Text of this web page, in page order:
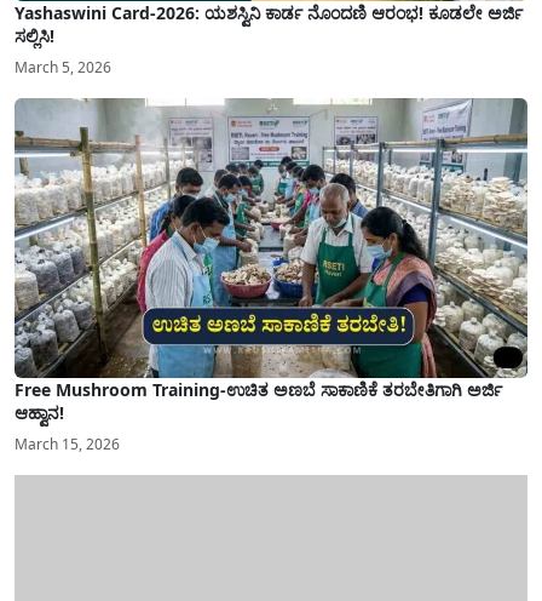
Yashaswini Card-2026: ಯಶಸ್ವಿನಿ ಕಾರ್ಡ ನೊಂದಣಿ ಆರಂಭ! ಕೂಡಲೇ ಅರ್ಜಿ
ಸಲ್ಲಿಸಿ!
March 5, 2026
Free Mushroom Training-ಉಚಿತ ಅಣಬೆ ಸಾಕಾಣಿಕೆ ತರಬೇತಿಗಾಗಿ ಅರ್ಜಿ
ಆಹ್ವಾನ!
March 15, 2026